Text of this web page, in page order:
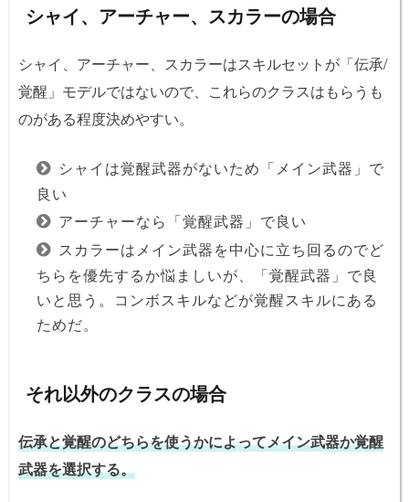
シャイ、アーチャー、スカラーの場合
シャイ、アーチャー、スカラーはスキルセットが「伝承/
覚醒」モデルではないので、これらのクラスはもらうも
のがある程度決めやすい。
シャイは覚醒武器がないため「メイン武器」で
良い
アーチャーなら「覚醒武器」で良い
スカラーはメイン武器を中心に立ち回るのでど
ちらを優先するか悩ましいが、「覚醒武器」で良
いと思う。コンボスキルなどが覚醒スキルにある
ためだ。
それ以外のクラスの場合
伝承と覚醒のどちらを使うかによってメイン武器か覚醒
武器を選択する。